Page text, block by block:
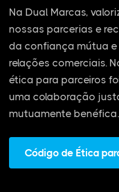
Na Dual Marcas,
nossas parcerias e
da confiança mútua
relações comerciais.
ética para parceiros
uma colaboração
mutuamente benéfica.
Código de Ética